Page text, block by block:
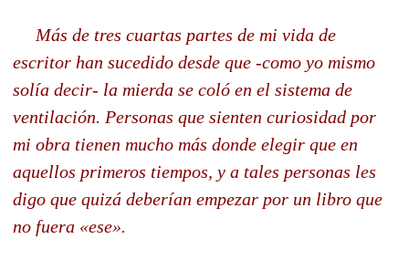
Más de tres cuartas partes de mi vida de
escritor han sucedido desde que -como yo mismo
solía decir- la mierda se coló en el sistema de
ventilación. Personas que sienten curiosidad por
mi obra tienen mucho más donde elegir que en
aquellos primeros tiempos, y a tales personas les
digo que quizá deberían empezar por un libro que
no fuera «ese».